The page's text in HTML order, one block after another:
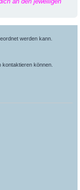
werden kann.
kontaktieren können.